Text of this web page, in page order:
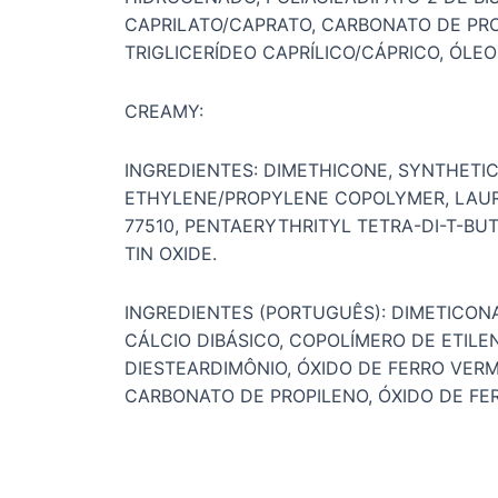
CAPRILATO/CAPRATO, CARBONATO DE
TRIGLICERÍDEO CAPRÍLICO/CÁPRICO,
CREAMY:
INGREDIENTES: DIMETHICONE,
ETHYLENE/PROPYLENE COPOLYMER,
77510, PENTAERYTHRITYL TETRA-DI-T-
TIN OXIDE.
INGREDIENTES (PORTUGUÊS):
CÁLCIO DIBÁSICO, COPOLÍMERO DE
DIESTEARDIMÔNIO, ÓXIDO DE FERRO
CARBONATO DE PROPILENO, ÓXIDO DE